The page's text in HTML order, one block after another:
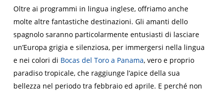
Oltre ai programmi in lingua inglese, offriamo anche
molte altre fantastiche destinazioni. Gli amanti dello
spagnolo saranno particolarmente entusiasti di lasciare
un’Europa grigia e silenziosa, per immergersi nella lingua
e nei colori di Bocas del Toro a Panama, vero e proprio
paradiso tropicale, che raggiunge l’apice della sua
bellezza nel periodo tra febbraio ed aprile. E perché non